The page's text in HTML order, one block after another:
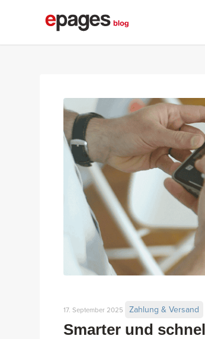
Smarter und
17. September 2025 Zahlung & Versand